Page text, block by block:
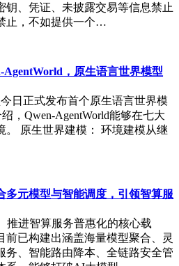
钥、凭证、未披露交易等信息禁止
止，不如提供一个…
，原生语言世界模型
日正式发布首个原生语言世界模
，Qwen-AgentWorld能够在七大
。 原生世界建模： 环境建模从继
多元模型与智能调度，引领智算服
推进智算服务普惠化的核心载
前已构建出涵盖海量模型聚合、灵
务、智能路由降本、全链路安全管